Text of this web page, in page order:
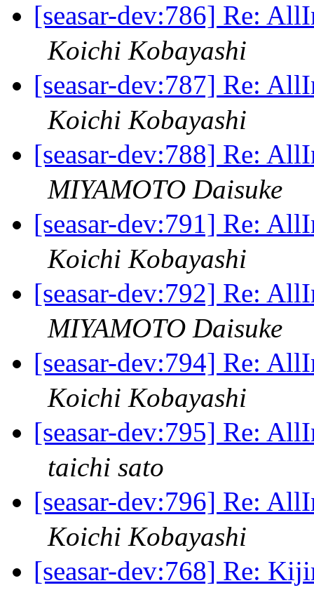
[seasar-dev:786] Re:
Koichi Kobayashi
[seasar-dev:787] Re:
Koichi Kobayashi
[seasar-dev:788] Re:
MIYAMOTO Daisuke
[seasar-dev:791] Re:
Koichi Kobayashi
[seasar-dev:792] Re:
MIYAMOTO Daisuke
[seasar-dev:794] Re:
Koichi Kobayashi
[seasar-dev:795] Re:
taichi sato
[seasar-dev:796] Re:
Koichi Kobayashi
[seasar-dev:768] Re: